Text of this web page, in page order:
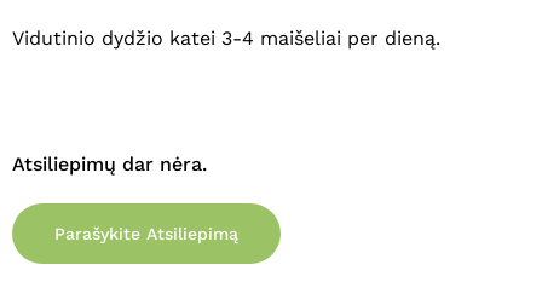
Vidutinio dydžio katei 3-4 maišeliai per dieną.
Atsiliepimų dar nėra.
Parašykite Atsiliepimą